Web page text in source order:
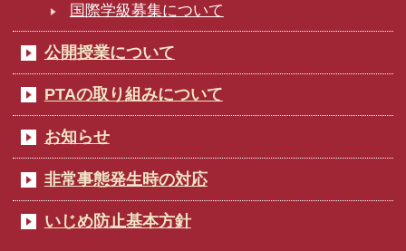
国際学級募集について
公開授業について
PTAの取り組みについて
お知らせ
非常事態発生時の対応
いじめ防止基本方針